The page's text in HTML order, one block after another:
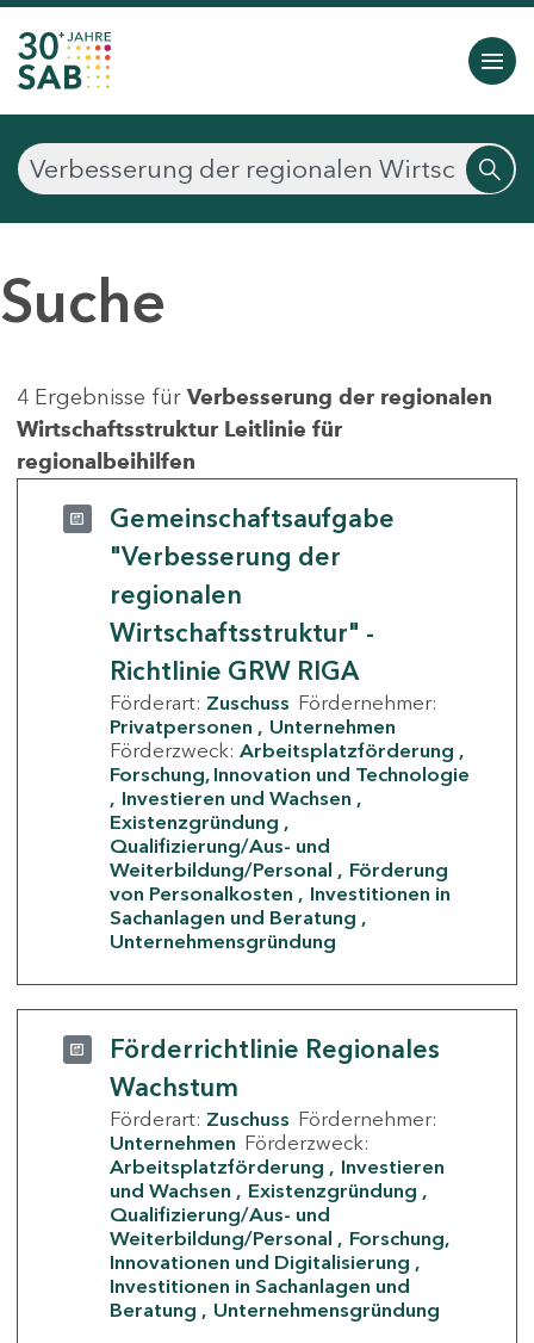
Suche
4 Ergebnisse für Verbesserung der regionalen
Wirtschaftsstruktur Leitlinie für
regionalbeihilfen
Gemeinschaftsaufgabe
"Verbesserung der
regionalen
Wirtschaftsstruktur" -
Richtlinie GRW RIGA
Förderart: Zuschuss Fördernehmer:
Privatpersonen
Unternehmen
Förderzweck: Arbeitsplatzförderung
Forschung, Innovation und Technologie
Investieren und Wachsen
Existenzgründung
Qualifizierung/Aus- und
Weiterbildung/Personal
Förderung
von Personalkosten
Investitionen in
Sachanlagen und Beratung
Unternehmensgründung
Förderrichtlinie Regionales
Wachstum
Förderart: Zuschuss Fördernehmer:
Unternehmen Förderzweck:
Arbeitsplatzförderung
Investieren
und Wachsen
Existenzgründung
Qualifizierung/Aus- und
Weiterbildung/Personal
Forschung,
Innovationen und Digitalisierung
Investitionen in Sachanlagen und
Beratung
Unternehmensgründung